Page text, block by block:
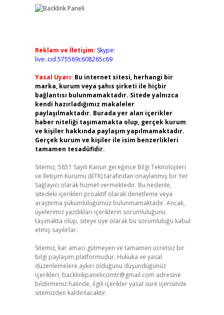
Reklam ve İletişim: Skype:
live:.cid.575569c608265c69
Yasal Uyarı: Bu internet sitesi, herhangi bir
marka, kurum veya şahıs şirketi ile hiçbir
bağlantısı bulunmamaktadır. Sitede yalnızca
kendi hazırladığımız makaleler
paylaşılmaktadır. Burada yer alan içerikler
haber niteliği taşımamakta olup, gerçek kurum
ve kişiler hakkında paylaşım yapılmamaktadır.
Gerçek kurum ve kişiler ile isim benzerlikleri
tamamen tesadüfidir.
Sitemiz, 5651 Sayılı Kanun gereğince Bilgi Teknolojileri
ve İletişim Kurumu (BTK) tarafından onaylanmış bir Yer
Sağlayıcı olarak hizmet vermektedir. Bu nedenle,
sitedeki içerikleri proaktif olarak denetleme veya
araştırma yükümlülüğümüz bulunmamaktadır. Ancak,
üyelerimiz yazdıkları içeriklerin sorumluluğunu
taşımakta olup, siteye üye olarak bu sorumluluğu kabul
etmiş sayılırlar.
Sitemiz, kar amacı gütmeyen ve tamamen ücretsiz bir
bilgi paylaşım platformudur. Hukuka ve yasal
düzenlemelere aykırı olduğunu düşündüğünüz
içerikleri, backlinkpanelicomtr@gmail.com adresine
bildirmeniz halinde, ilgili içerikler yasal süre içerisinde
sitemizden kaldırılacaktır.